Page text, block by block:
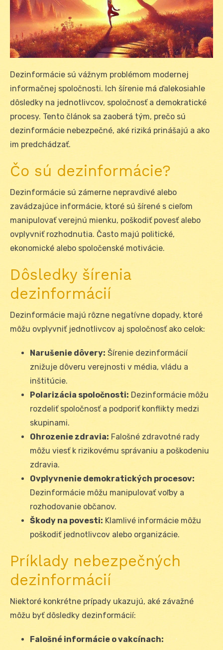
Dezinformácie sú vážnym problémom modernej
informačnej spoločnosti. Ich šírenie má ďalekosiahle
dôsledky na jednotlivcov, spoločnosť a demokratické
procesy. Tento článok sa zaoberá tým, prečo sú
dezinformácie nebezpečné, aké riziká prinášajú a ako
im predchádzať.
Čo sú dezinformácie?
Dezinformácie sú zámerne nepravdivé alebo
zavádzajúce informácie, ktoré sú šírené s cieľom
manipulovať verejnú mienku, poškodiť povesť alebo
ovplyvniť rozhodnutia. Často majú politické,
ekonomické alebo spoločenské motivácie.
Dôsledky šírenia
dezinformácií
Dezinformácie majú rôzne negatívne dopady, ktoré
môžu ovplyvniť jednotlivcov aj spoločnosť ako celok:
Narušenie dôvery: Šírenie dezinformácií
znižuje dôveru verejnosti v média, vládu a
inštitúcie.
Polarizácia spoločnosti: Dezinformácie môžu
rozdeliť spoločnosť a podporiť konflikty medzi
skupinami.
Ohrozenie zdravia: Falošné zdravotné rady
môžu viesť k rizikovému správaniu a poškodeniu
zdravia.
Ovplyvnenie demokratických procesov:
Dezinformácie môžu manipulovať voľby a
rozhodovanie občanov.
Škody na povesti: Klamlivé informácie môžu
poškodiť jednotlivcov alebo organizácie.
Príklady nebezpečných
dezinformácií
Niektoré konkrétne prípady ukazujú, aké závažné
môžu byť dôsledky dezinformácií:
Falošné informácie o vakcínach: